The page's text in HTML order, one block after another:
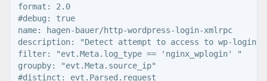
format: 2.0
#debug: true
name: hagen-bauer/http-wordpress-login-xmlrpc
description: "Detect attempt to access to wp-login "
filter: "evt.Meta.log_type == 'nginx_wplogin' "
groupby: "evt.Meta.source_ip"
#distinct: evt.Parsed.request